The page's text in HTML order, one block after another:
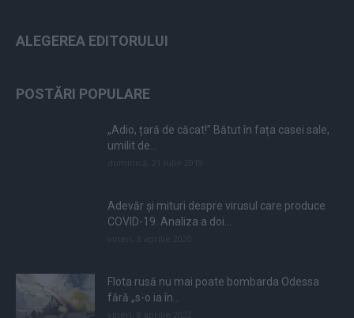
ALEGEREA EDITORULUI
POSTĂRI POPULARE
„Adio, țară de căcat!” Bătut în fața casei sale,
umilit de...
Adevăr și mituri despre virusul care produce
COVID-19. Analiza a doi...
Flota rusă nu mai poate bombarda Odessa
fără „s-o ia în...